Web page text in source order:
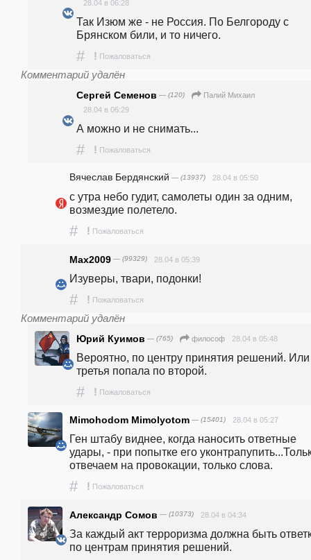
28.04 в 06:28
Так Изюм же - не Россия. По Белгороду с
Брянском били, и то ничего.
# ! Пожаловаться
Комментарий удалён
Сергей Семенов — (120)
Палий Михаил
28.04 в 06:29
А можно и не снимать...
# ! Пожаловаться
Вячеслав Бердянский — (13937) 28.04 в 05:50
с утра небо гудит, самолеты один за одним,
возмездие полетело.
# ! Пожаловаться
Max2009 — (99329) 28.04 в 05:39
Изуверы, твари, подонки!
# ! Пожаловаться
Комментарий удалён
Юрий Куимов — (765) философ 28.04 в 05:48
Вероятно, по центру принятия решений. Или
третья попала по второй.
# ! Пожаловаться
Mimohodom Mimolyotom — (15401) 28.04 в 05:27
Ген штабу виднее, когда наносить ответные
удары, - при попытке его
отвечаем на провокации, только слова.
# ! Пожаловаться
Александр Сомов — (10373) 28.04 в 04:34
За каждый акт терроризма должна быть
по центрам принятия решений.